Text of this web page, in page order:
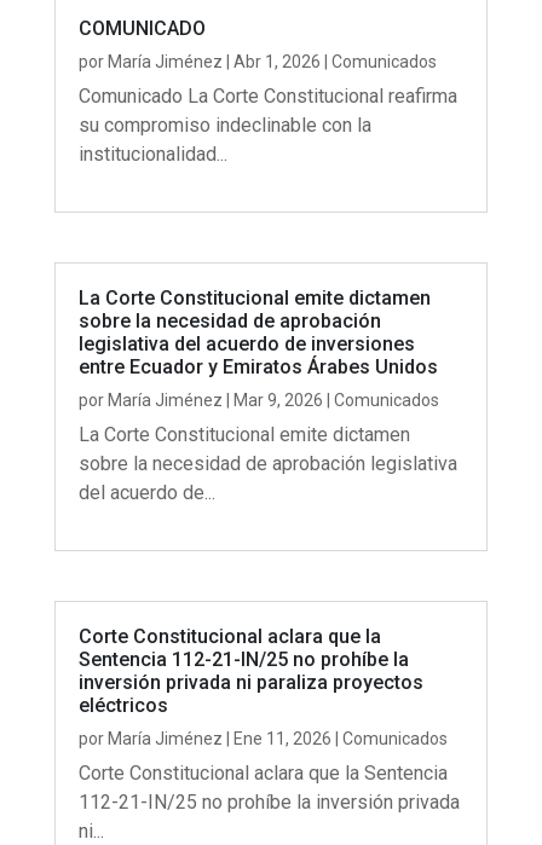
COMUNICADO
por María Jiménez Abr 1, 2026 Comunicados
Comunicado La Corte Constitucional reafirma
su compromiso indeclinable con la
institucionalidad...
La Corte Constitucional emite dictamen
sobre la necesidad de aprobación
legislativa del acuerdo de inversiones
entre Ecuador y Emiratos Árabes Unidos
por María Jiménez Mar 9, 2026 Comunicados
La Corte Constitucional emite dictamen
sobre la necesidad de aprobación legislativa
del acuerdo de...
Corte Constitucional aclara que la
Sentencia 112-21-IN/25 no prohíbe la
inversión privada ni paraliza proyectos
eléctricos
por María Jiménez Ene 11, 2026 Comunicados
Corte Constitucional aclara que la Sentencia
112-21-IN/25 no prohíbe la inversión privada
ni...